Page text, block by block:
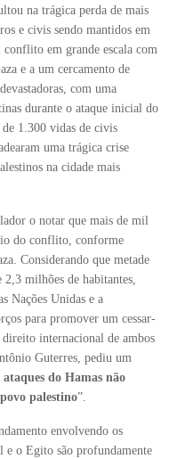
na trágica perda de mais
e civis sendo mantidos em
em grande escala com
e a um cercamento de
com uma
durante o ataque inicial do
1.300 vidas de civis
uma trágica crise
na cidade mais
o notar que mais de mil
do conflito, conforme
Considerando que metade
2,3 milhões de habitantes,
Nações Unidas e a
para promover um cessar-
internacional de ambos
Guterres, pediu um
ataques do Hamas não
palestino”.
envolvendo os
e o Egito são profundamente